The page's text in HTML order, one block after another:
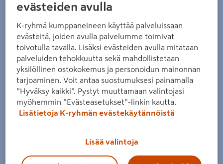
evästeiden avulla
K-ryhmä kumppaneineen käyttää palveluissaan
evästeitä, joiden avulla palvelumme toimivat
toivotulla tavalla. Lisäksi evästeiden avulla mitataan
palveluiden tehokkuutta sekä mahdollistetaan
yksilöllinen ostokokemus ja personoidun mainonnan
tarjoaminen. Voit antaa suostumuksesi painamalla
”Hyväksy kaikki”. Pystyt muuttamaan valintojasi
myöhemmin ”Evästeasetukset”-linkin kautta.
Lisätietoja K-ryhmän evästekäytännöistä
Lisää valintoja